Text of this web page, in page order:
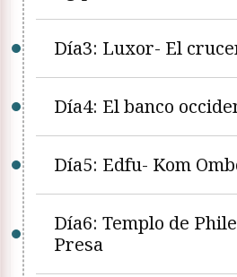
Día3: Luxor- El
Día4: El banco
Día5: Edfu- Kom
Día6: Templo de
Presa